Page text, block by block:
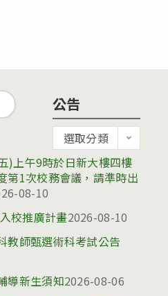
公告
告
選取分類
)上午9時於日新大樓四樓
第1次校務會議，請準時出
08-10
校推廣計畫2026-08-10
教師甄選術科考試公告
導新生須知2026-08-06